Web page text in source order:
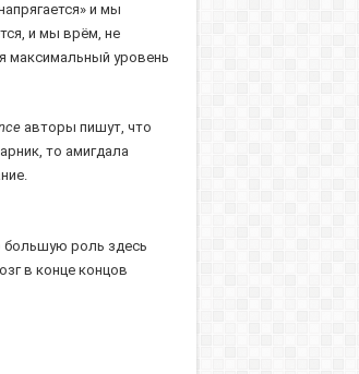
и мы
и мы врём, не
максимальный уровень
авторы пишут, что
то амигдала
большую роль здесь
в конце концов